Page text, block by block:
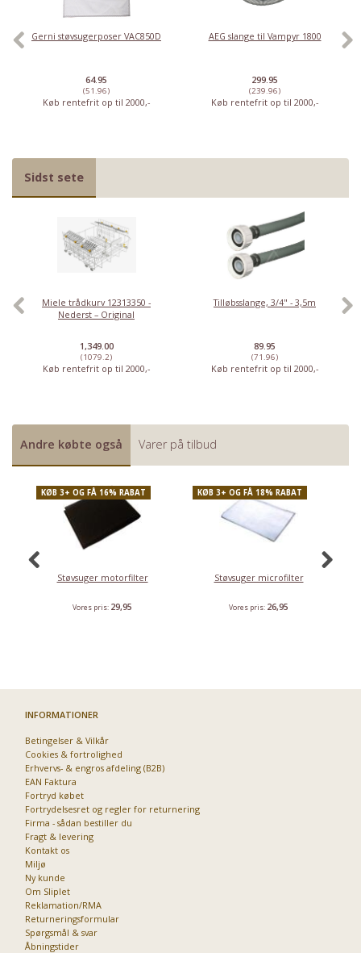
Gerni støvsugerposer VAC850D
64.95
(51.96)
Køb rentefrit op til 2000,-
AEG slange til Vampyr 1800
299.95
(239.96)
Køb rentefrit op til 2000,-
Sidst sete
Miele trådkurv 12313350 -
Nederst – Original
1,349.00
(1079.2)
Køb rentefrit op til 2000,-
Tilløbsslange, 3/4" - 3,5m
89.95
(71.96)
Køb rentefrit op til 2000,-
Andre købte også Varer på tilbud
KØB 3+ OG FÅ 16% RABAT
Støvsuger motorfilter
Vores pris: 29,95
KØB 3+ OG FÅ 18% RABAT
Støvsuger microfilter
Vores pris: 26,95
INFORMATIONER
Betingelser & Vilkår
Cookies & fortrolighed
Erhvervs- & engros afdeling (B2B)
EAN Faktura
Fortryd købet
Fortrydelsesret og regler for returnering
Firma - sådan bestiller du
Fragt & levering
Kontakt os
Miljø
Ny kunde
Om Sliplet
Reklamation/RMA
Returneringsformular
Spørgsmål & svar
Åbningstider